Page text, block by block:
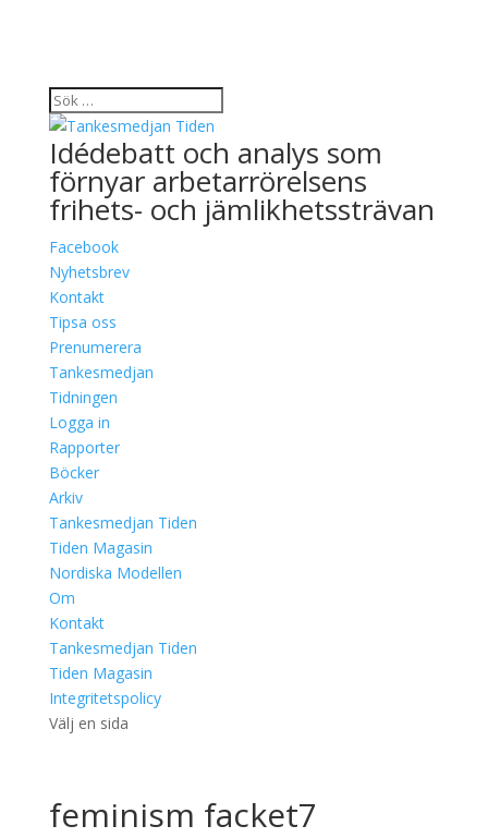
Idédebatt och analys som
förnyar arbetarrörelsens
frihets- och jämlikhetssträvan
Facebook
Nyhetsbrev
Kontakt
Tipsa oss
Prenumerera
Tankesmedjan
Tidningen
Logga in
Rapporter
Böcker
Arkiv
Tankesmedjan Tiden
Tiden Magasin
Nordiska Modellen
Om
Kontakt
Tankesmedjan Tiden
Tiden Magasin
Integritetspolicy
Välj en sida
feminism facket7